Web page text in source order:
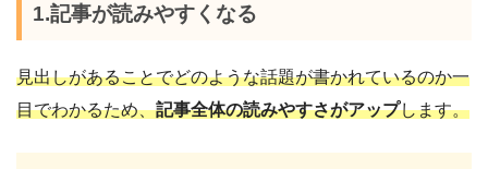
1.記事が読みやすくなる
見出しがあることでどのような話題が書かれているのか一
目でわかるため、記事全体の読みやすさがアップします。